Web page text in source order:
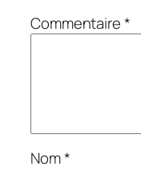
Commentaire*
Nom*